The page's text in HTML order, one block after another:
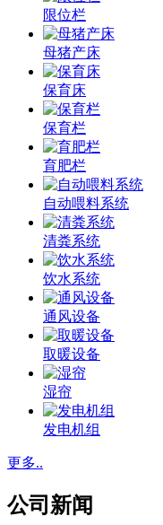
限位栏
母猪产床
保育床
保育栏
育肥栏
自动喂料系统
清粪系统
饮水系统
通风设备
取暖设备
湿帘
发电机组
更多..
公司新闻